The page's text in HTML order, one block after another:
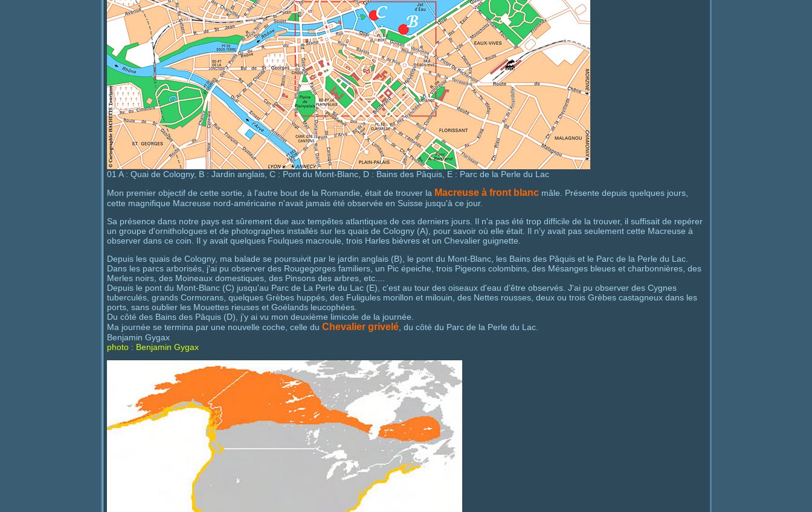
01 A : Quai de Cologny, B : Jardin anglais, C : Pont du Mont-Blanc, D : Bains des Pâquis, E : Parc de la Perle du Lac
Mon premier objectif de cette sortie, à l'autre bout de la Romandie, était de trouver la Macreuse à front blancmâle. Présente depuis quelques jours,
cette magnifique Macreuse nord-américaine n'avait jamais été observée en Suisse jusqu'à ce jour.
Sa présence dans notre pays est sûrement due aux tempêtes atlantiques de ces derniers jours. Il n'a pas été trop difficile de la trouver, il suffisait de repérer
un groupe d'ornithologues et de photographes installés sur les quais de Cologny (A), pour savoir où elle était. Il n'y avait pas seulement cette Macreuse à
observer dans ce coin. Il y avait quelques Foulques macroule, trois Harles bièvres et un Chevalier guignette.
Depuis les quais de Cologny, ma balade se poursuivit par le jardin anglais (B), le pont du Mont-Blanc, les Bains des Pâquis et le Parc de la Perle du Lac.
Dans les parcs arborisés, j'ai pu observer des Rougegorges familiers, un Pic épeiche, trois Pigeons colombins, des Mésanges bleues et charbonnières, des
Merles noirs, des Moineaux domestiques, des Pinsons des arbres, etc....
Depuis le pont du Mont-Blanc (C) jusqu'au Parc de La Perle du Lac (E), c'est au tour des oiseaux d'eau d'être observés. J'ai pu observer des Cygnes
tuberculés, grands Cormorans, quelques Grèbes huppés, des Fuligules morillon et milouin, des Nettes rousses, deux ou trois Grèbes castagneux dans les
ports, sans oublier les Mouettes rieuses et Goélands leucophées.
Du côté des Bains des Pâquis (D), j'y ai vu mon deuxième limicole de la journée.
Ma journée se termina par une nouvelle coche, celle du Chevalier grivelé, du côté du Parc de la Perle du Lac.
Benjamin Gygax
photo : Benjamin Gygax